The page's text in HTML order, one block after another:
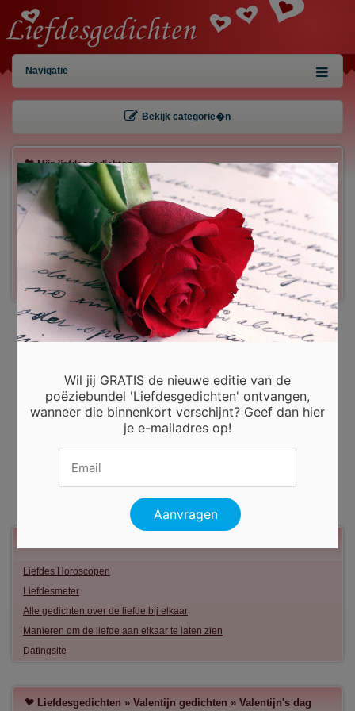
Navigatie
Bekijk categorie�n
Mijn liefdesgedichten
Gebruiker:
Wachtwoord:
Inloggen!
Registreren Gegevens kwijt?
Liefdes Horoscopen
Liefdesmeter
Alle gedichten over de liefde bij elkaar
Manieren om de liefde aan elkaar te laten zien
Datingsite
Liefdesgedichten » Valentijn gedichten » Valentijn's dag
Wil jij GRATIS de nieuwe editie van de
poëziebundel 'Liefdesgedichten' ontvangen,
wanneer die binnenkort verschijnt? Geef dan hier
je e-mailadres op!